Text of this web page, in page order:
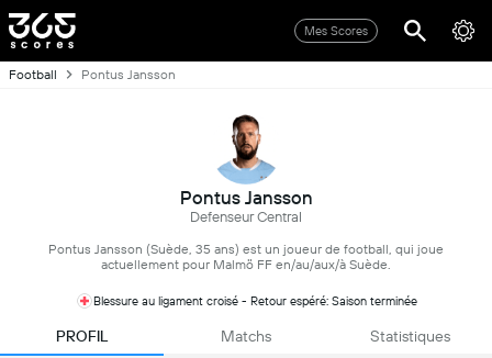
Mes Scores
Football Pontus Jansson
Pontus Jansson
Defenseur Central
Pontus Jansson (Suède, 35 ans) est un joueur de football, qui joue
actuellement pour Malmö FF en/au/aux/à Suède.
Blessure au ligament croisé - Retour espéré: Saison terminée
PROFIL Matchs Statistiques